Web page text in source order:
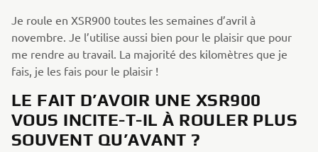
Je roule en XSR900 toutes les semaines d’avril à
novembre. Je l’utilise aussi bien pour le plaisir que pour
me rendre au travail. La majorité des kilomètres que je
fais, je les fais pour le plaisir !
LE FAIT D’AVOIR UNE XSR900
VOUS INCITE-T-IL À ROULER PLUS
SOUVENT QU’AVANT ?